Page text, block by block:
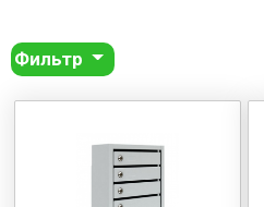
СТАЛЬНЫЕ ДВЕРИ
Фильтр